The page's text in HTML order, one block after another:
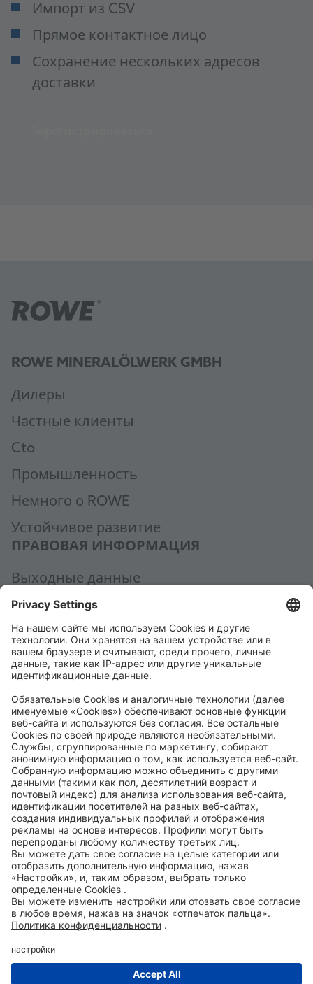
Импорт из CSV
Прямое контактное лицо
Сохранение нескольких адресов
доставки
ROWE MINERALÖLWERK GMBH
Дилеры
Частные клиенты
Cto
Промышленность
Hемного о ROWE
Устойчивое развитие
ПРАВОВАЯ ИНФОРМАЦИЯ
Выходные данные
Политика конфиденциальности
Общие условия заключения сделки
Общие условия приобретения
Code of Conduct
Accessibility Statement
ROWE SOCIAL
СЕРТИФИЦИРОВАНО
МЫ ПОМОГАЕМ